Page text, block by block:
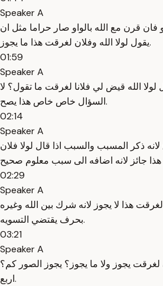
Speaker A
فان قرن مع الله بالواو صار حراما مثل ان
يقول لولا الله وفلان لغرقت هذا ما يجوز.
01:59
Speaker A
لولا الله قيض لي فلانا لغرقت ما تقول؟ لا
السؤال خاص خاص هذا يصح.
02:14
Speaker A
ذكر المسبب والسبب اذا قال لولا فلان
02:29
Speaker A
لغرقت هذا لا يجوز لانه شرك بين الله وغيره
بحرف يقتضي التسويه.
03:21
Speaker A
لغرقت يجوز ولا ما يجوز؟ يجوز الصور كم؟
اربع.